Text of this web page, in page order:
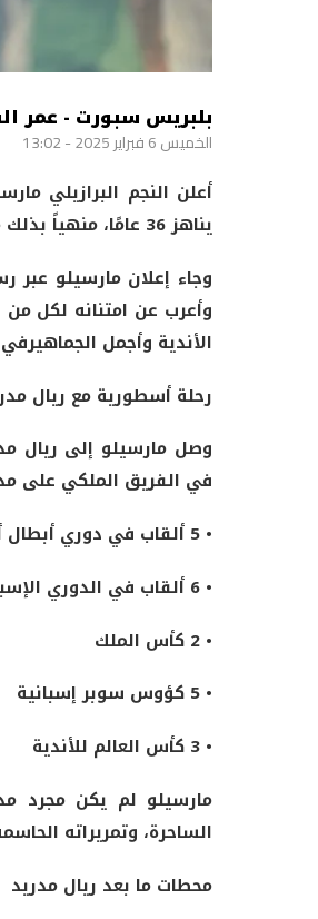
بلبريس سبورت - عمر
الخميس 6 فبراير 2025 - 13:02
أعلن النجم البرازيلي
يناهز 36 عامًا، منهياً بذلك مسيرة كروية حافلة بالإنجازات، كان فيها أحد أعمدة ريال مدريد ومنتخب البرازيل.
وجاء إعلان مارسيلو عبر
وأعرب عن امتنانه لكل
الأندية وأجمل الجماهيرفي
رحلة أسطورية مع ريال
في الفريق الملكي على مدار أكثر من 15 عامًا. خلال هذه الفترة، حقق مع
• 5 ألقاب في دوري أبطال أوروبا
• 6 ألقاب في الدوري الإسباني
• 2 كأس الملك
• 5 كؤوس سوبر إسبانية
• 3 كأس العالم للأندية
مارسيلو لم يكن مجرد
الساحرة، وتمريراته
محطات ما بعد ريال مدريد